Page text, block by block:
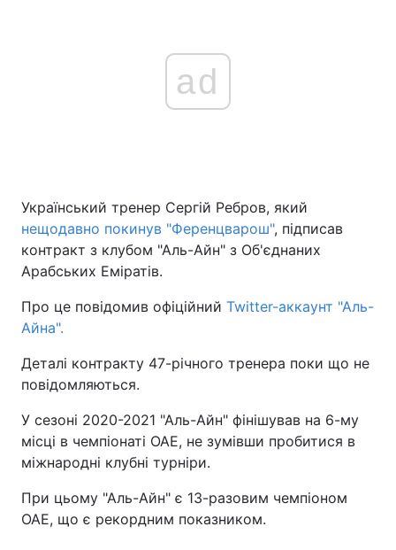
ad
Український тренер Сергій Ребров, який
нещодавно покинув "Ференцварош", підписав
контракт з клубом "Аль-Айн" з Об'єднаних
Арабських Еміратів.
Про це повідомив офіційний Twitter-аккаунт "Аль-
Айна".
Деталі контракту 47-річного тренера поки що не
повідомляються.
У сезоні 2020-2021 "Аль-Айн" фінішував на 6-му
місці в чемпіонаті ОАЕ, не зумівши пробитися в
міжнародні клубні турніри.
При цьому "Аль-Айн" є 13-разовим чемпіоном
ОАЕ, що є рекордним показником.